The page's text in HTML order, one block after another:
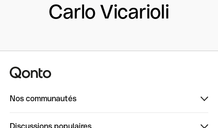
Carlo Vicarioli
Nos communautés